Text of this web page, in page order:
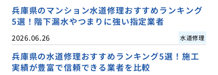
兵庫県のマンション水道修理おすすめランキング
5選！階下漏水やつまりに強い指定業者
2026.06.26 水道修理
兵庫県の水道修理おすすめランキング5選！施工
実績が豊富で信頼できる業者を比較